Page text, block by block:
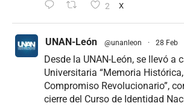
2 X
UNAN-León @unanleon · 28 Feb
Desde la UNAN-León, se llevó a
Universitaria “Memoria
Compromiso Revolucionario”,
cierre del Curso de Identidad